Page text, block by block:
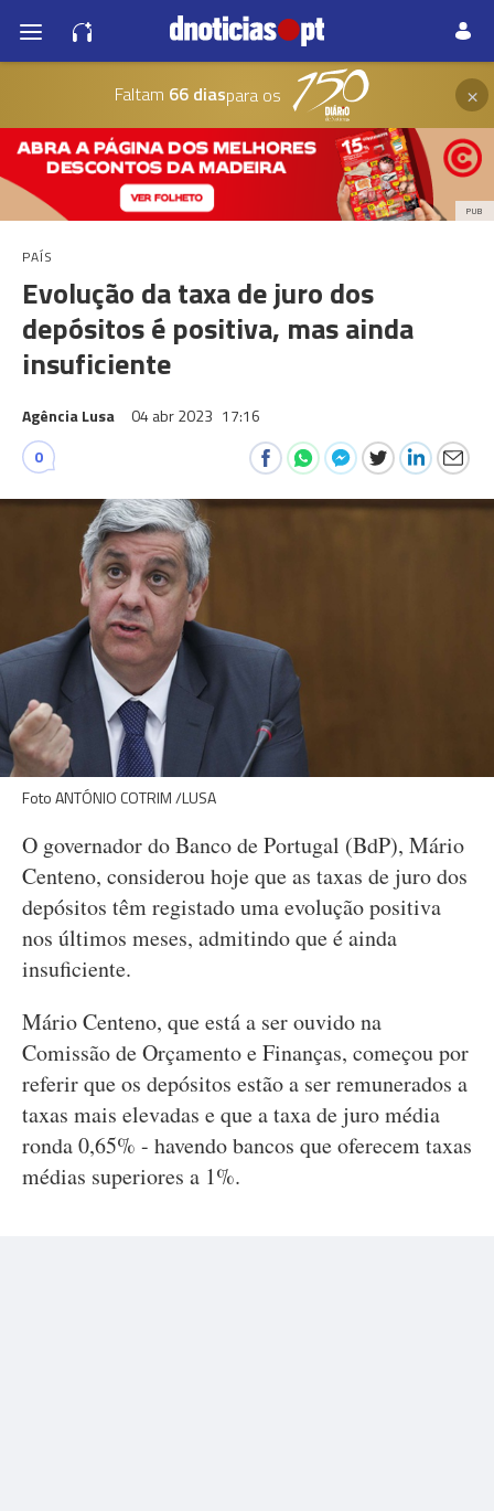
Faltam 66 diaspara os ×
PUB
PAÍS
Evolução da taxa de juro dos
depósitos é positiva, mas ainda
insuficiente
Agência Lusa 04 abr 2023 17:16
0
Foto ANTÓNIO COTRIM /LUSA
O governador do Banco de Portugal (BdP), Mário
Centeno, considerou hoje que as taxas de juro dos
depósitos têm registado uma evolução positiva
nos últimos meses, admitindo que é ainda
insuficiente.
Mário Centeno, que está a ser ouvido na
Comissão de Orçamento e Finanças, começou por
referir que os depósitos estão a ser remunerados a
taxas mais elevadas e que a taxa de juro média
ronda 0,65% - havendo bancos que oferecem taxas
médias superiores a 1%.